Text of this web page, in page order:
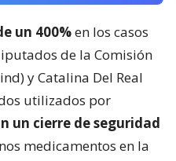
un 400%en los casos
de la Comisión
y Catalina Del Real
utilizados por
un cierre de seguridad
medicamentos en la